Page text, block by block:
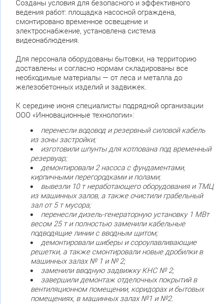
Созданы условия для безопасного и эффективного
ведения работ: площадка насосной ограждена,
смонтировано временное освещение и
электроснабжение, установлена система
видеонаблюдения.
Для персонала оборудованы бытовки, на территорию
доставлены и согласно нормам складированы все
необходимые материалы — от леса и металла до
железобетонных изделий и задвижек.
К середине июня специалисты подрядной организации
ООО «Инновационные технологии»:
перенесли водовод и резервный силовой кабель
из зоны застройки;
изготовили шпунты для котлована под временный
резервуар;
демонтировали 2 насоса с фундаментами,
кирпичными перегородками и полами;
вывезли 10 т неработающего оборудования и ТМЦ
из машинных залов, а также очистили грабельный
зал от 5 т мусора;
перенесли дизель-генераторную установку 1 МВт
весом 25 т и полностью заменили кабельные
подводящие линии с вводным щитом;
демонтировали шиберы и сороулавливающие
решетки, а также смонтировали новые дробилки в
машинных залах № 1 и № 2;
заменили вводную задвижку КНС № 2;
завершили демонтаж отделочных покрытий в
вентиляционном помещении, коридорах и бытовых
помещениях, в машинных залах №1 и №2.